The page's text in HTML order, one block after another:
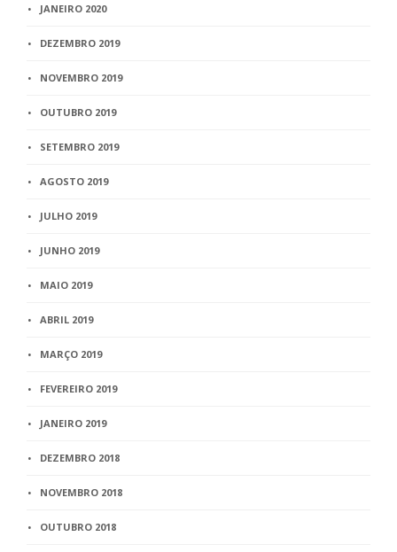
JANEIRO 2020
DEZEMBRO 2019
NOVEMBRO 2019
OUTUBRO 2019
SETEMBRO 2019
AGOSTO 2019
JULHO 2019
JUNHO 2019
MAIO 2019
ABRIL 2019
MARÇO 2019
FEVEREIRO 2019
JANEIRO 2019
DEZEMBRO 2018
NOVEMBRO 2018
OUTUBRO 2018